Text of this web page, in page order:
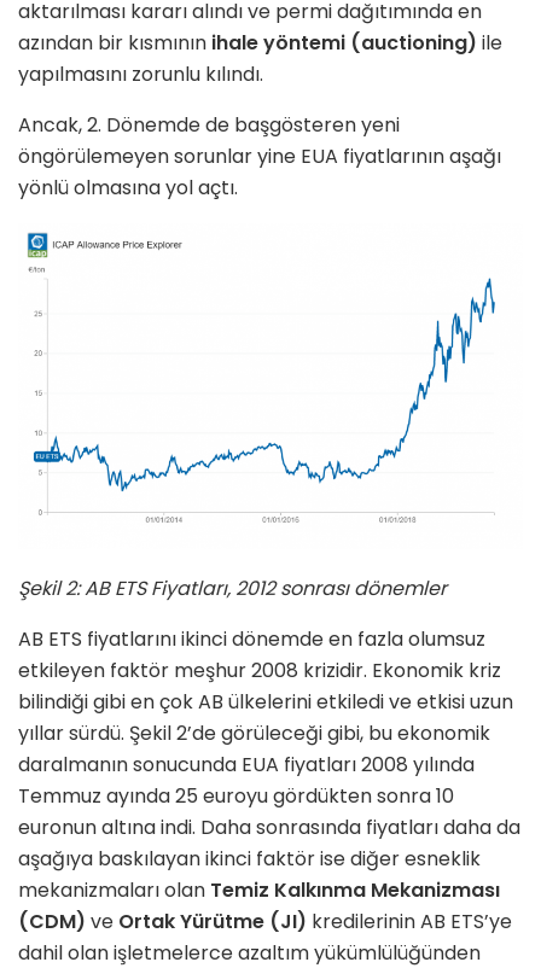
aktarılması kararı alındı ve permi dağıtımında en
azından bir kısmının ihale yöntemi (auctioning) ile
yapılmasını zorunlu kılındı.
Ancak, 2. Dönemde de başgösteren yeni
öngörülemeyen sorunlar yine EUA fiyatlarının aşağı
yönlü olmasına yol açtı.
Şekil 2: AB ETS Fiyatları, 2012 sonrası dönemler
AB ETS fiyatlarını ikinci dönemde en fazla olumsuz
etkileyen faktör meşhur 2008 krizidir. Ekonomik kriz
bilindiği gibi en çok AB ülkelerini etkiledi ve etkisi uzun
yıllar sürdü. Şekil 2’de görüleceği gibi, bu ekonomik
daralmanın sonucunda EUA fiyatları 2008 yılında
Temmuz ayında 25 euroyu gördükten sonra 10
euronun altına indi. Daha sonrasında fiyatları daha da
aşağıya baskılayan ikinci faktör ise diğer esneklik
mekanizmaları olan Temiz Kalkınma Mekanizması
(CDM) ve Ortak Yürütme (JI) kredilerinin AB ETS’ye
dahil olan işletmelerce azaltım yükümlülüğünden